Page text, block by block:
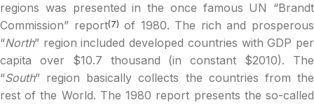
regions was presented in the once famous UN “Brandt
Commission” report(7) of 1980. The rich and prosperous
“North” region included developed countries with GDP per
capita over $10.7 thousand (in constant $2010). The
“South” region basically collects the countries from the
rest of the World. The 1980 report presents the so-called